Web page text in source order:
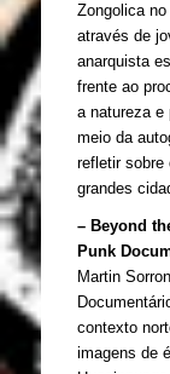
Zongolica
através de
anarquista
frente ao
a natureza e
meio da
refletir sobre
grandes
– Beyond
Punk
contexto
imagens de